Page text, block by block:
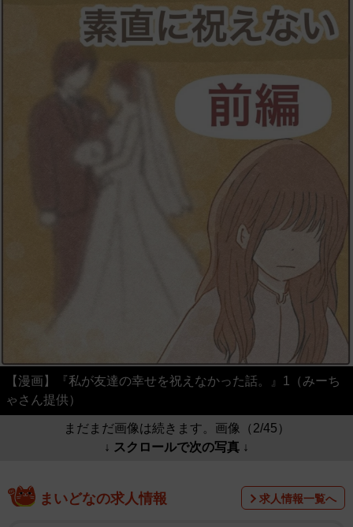
【漫画】『私が友達の幸せを祝えなかった話。』1（みーち
ゃさん提供）
まだまだ画像は続きます。画像（2/45）
↓ スクロールで次の写真 ↓
まいどなの求人情報 求人情報一覧へ